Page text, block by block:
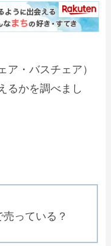
ア・バスチェア）
るかを調べまし
っている？